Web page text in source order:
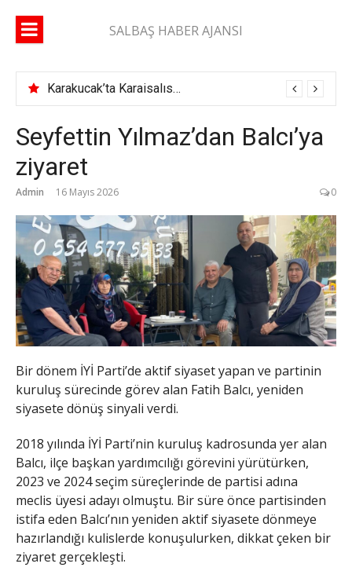
SALBAŞ HABER AJANSI
Karakucak’ta Karaisalıspor fırtınası
Seyfettin Yılmaz’dan Balcı’ya
ziyaret
Admin 16 Mayıs 2026 0
Bir dönem İYİ Parti’de aktif siyaset yapan ve partinin
kuruluş sürecinde görev alan Fatih Balcı, yeniden
siyasete dönüş sinyali verdi.
2018 yılında İYİ Parti’nin kuruluş kadrosunda yer alan
Balcı, ilçe başkan yardımcılığı görevini yürütürken,
2023 ve 2024 seçim süreçlerinde de partisi adına
meclis üyesi adayı olmuştu. Bir süre önce partisinden
istifa eden Balcı’nın yeniden aktif siyasete dönmeye
hazırlandığı kulislerde konuşulurken, dikkat çeken bir
ziyaret gerçekleşti.